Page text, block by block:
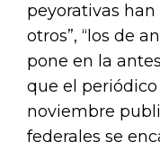
peyorativas han
otros”, “los de
pone en la
que el periódico
noviembre
federales se